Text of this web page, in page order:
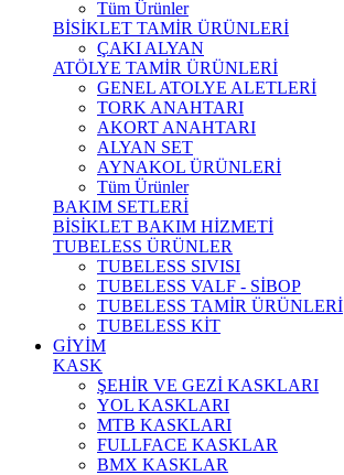
Tüm Ürünler
BİSİKLET TAMİR ÜRÜNLERİ
ÇAKI ALYAN
ATÖLYE TAMİR ÜRÜNLERİ
GENEL ATOLYE ALETLERİ
TORK ANAHTARI
AKORT ANAHTARI
ALYAN SET
AYNAKOL ÜRÜNLERİ
Tüm Ürünler
BAKIM SETLERİ
BİSİKLET BAKIM HİZMETİ
TUBELESS ÜRÜNLER
TUBELESS SIVISI
TUBELESS VALF - SİBOP
TUBELESS TAMİR ÜRÜNLERİ
TUBELESS KİT
GİYİM
KASK
ŞEHİR VE GEZİ KASKLARI
YOL KASKLARI
MTB KASKLARI
FULLFACE KASKLAR
BMX KASKLAR